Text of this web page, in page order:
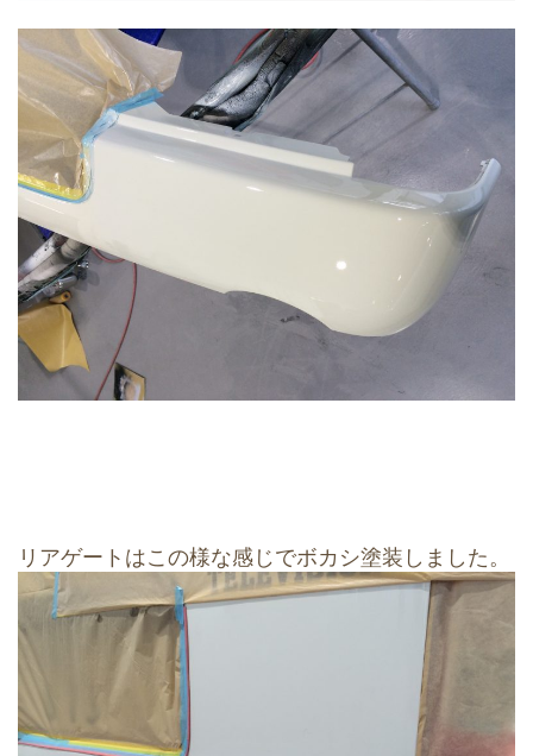
リアゲートはこの様な感じでボカシ塗装しました。